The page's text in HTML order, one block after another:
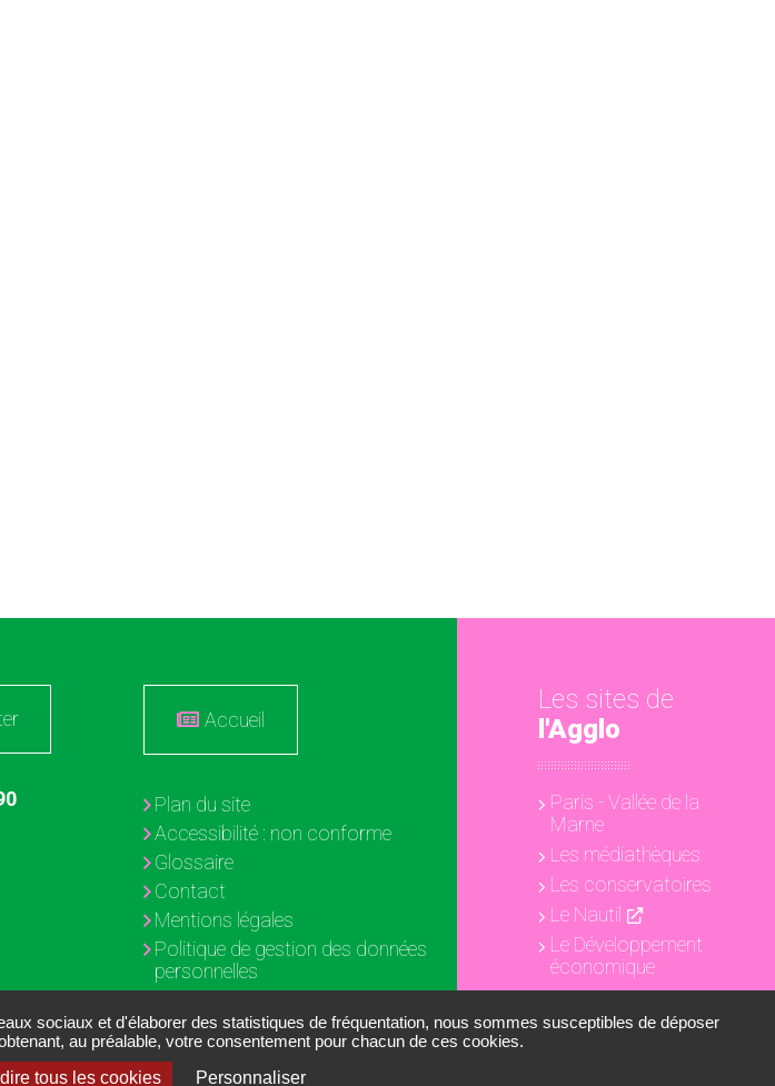
sociaux et d'élaborer des statistiques de fréquentation, nous sommes susceptibles de déposer
au préalable, votre consentement pour chacun de ces cookies.
tous les cookies Personnaliser
Accueil
Plan du site
Accessibilité : non conforme
Glossaire
Contact
Mentions légales
Politique de gestion des données
personnelles
Gestion des cookies
Les sites de
l'Agglo
Paris - Vallée de la
Marne
Les médiathèques
Les conservatoires
Le Nautil
Le Développement
économique